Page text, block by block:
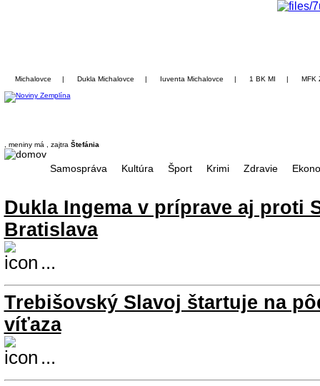
Michalovce | Dukla Michalovce | Iuventa Michalovce | 1 BK MI | MFK
, meniny má , zajtra Štefánia
Samospráva Kultúra Šport Krimi Zdravie
Dukla Ingema v príprave aj proti
Bratislava
...
Trebišovský Slavoj štartuje na
víťaza
...